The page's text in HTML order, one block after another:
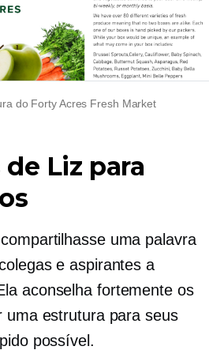
do Forty Acres Fresh Market
Liz para
uma palavra
e aspirantes a
aconselha fortemente os
uma estrutura para seus
possível.